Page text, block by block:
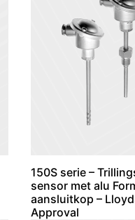
150S serie –
sensor met alu
aansluitkop –
Approval